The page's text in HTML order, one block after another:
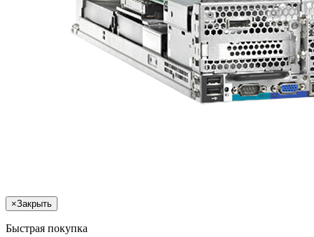
×Закрыть
Быстрая покупка